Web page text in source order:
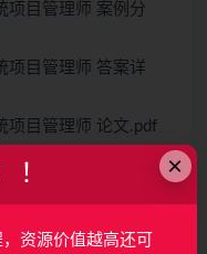
项目管理师 案例分
项目管理师 答案详
项目管理师 论文.pdf
目管理师 综合知
×
！
资源价值越高还可